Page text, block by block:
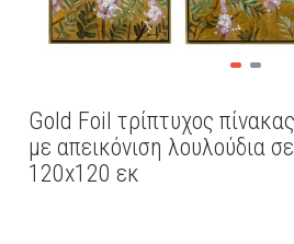
Gold Foil τρίπτυχος
με απεικόνιση λουλούδια
120x120 εκ